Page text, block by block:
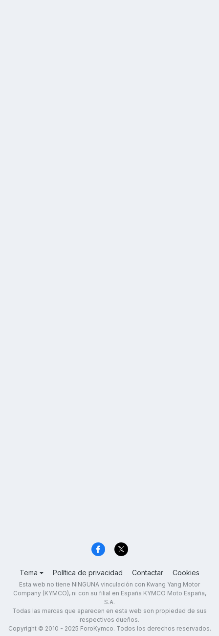
Tema Política de privacidad Contactar Cookies
Esta web no tiene NINGUNA vinculación con Kwang Yang Motor
Company (KYMCO), ni con su filial en España KYMCO Moto España,
S.A.
Todas las marcas que aparecen en esta web son propiedad de sus
respectivos dueños.
Copyright © 2010 - 2025 ForoKymco. Todos los derechos reservados.